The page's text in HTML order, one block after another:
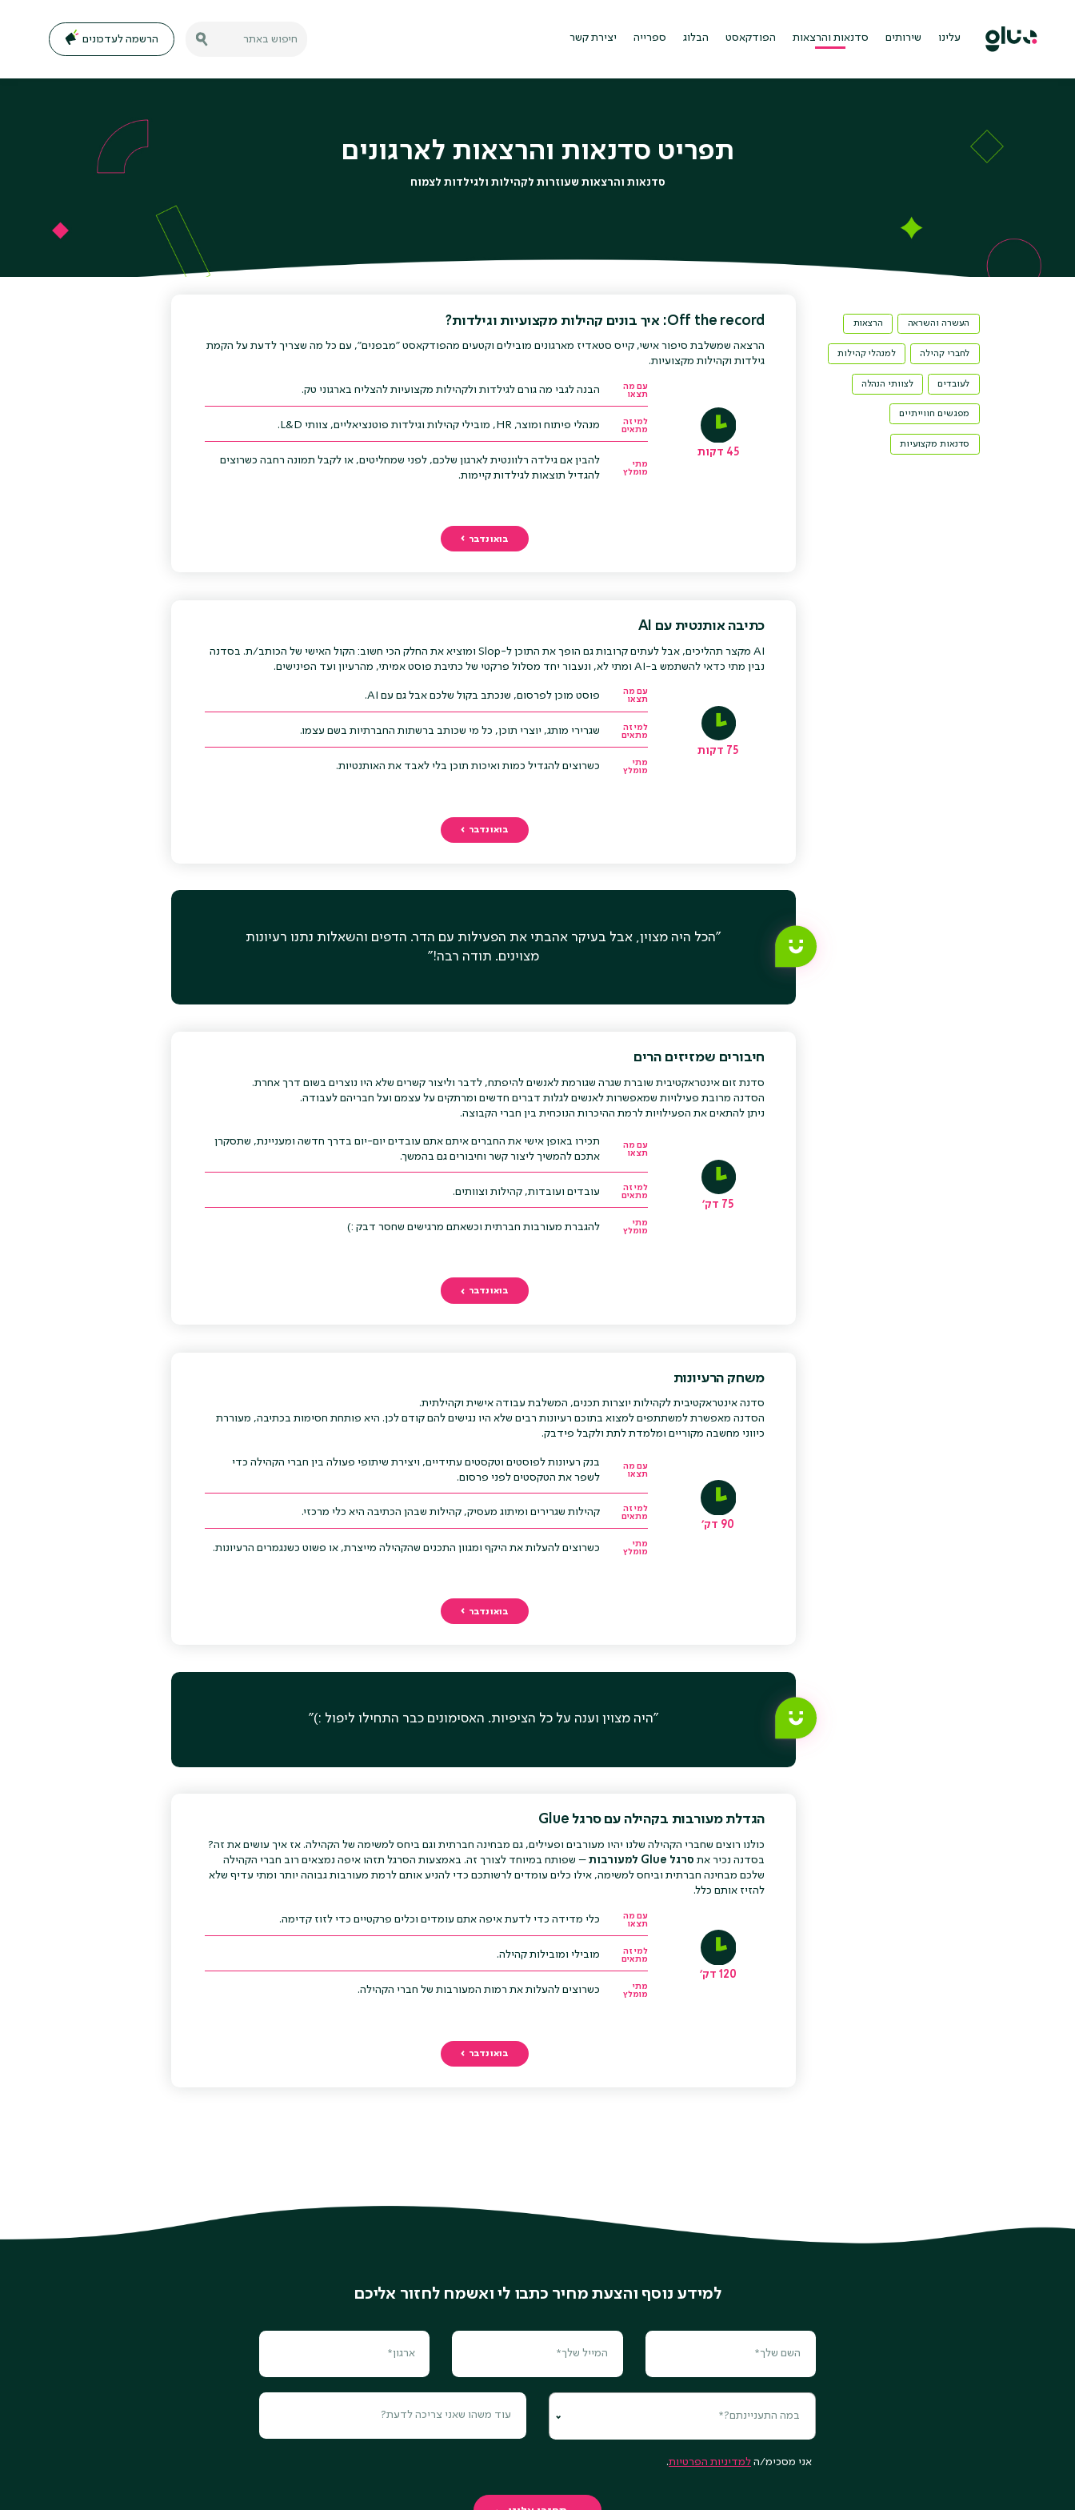
content
עלינו שירותים סדנאות והרצאות הפודקאסט הבלוג ספרייה יצירת קשר חיפוש באתר הרשמה לעדכונים
תפריט סדנאות והרצאות לארגונים
סדנאות והרצאות שעוזרות לקהילות ולגילדות לצמוח
העשרה והשראה הרצאות
לחברי קהילה למנהלי קהילות
לעובדים לצוותי הנהלה
מפגשים חווייתיים
סדנאות מקצועיות
Off the record: איך בונים קהילות מקצועיות וגילדות?
הרצאה שמשלבת סיפור אישי, קייס סטאדיז מארגונים מובילים וקטעים מהפודקאסט "מבפנים", עם כל מה שצריך לדעת על הקמת
גילדות וקהילות מקצועיות.
45 דקות
עם מה
תצאו
הבנה לגבי מה גורם לגילדות ולקהילות מקצועיות להצליח בארגוני טק.
למי זה
מתאים
מנהלי פיתוח ומוצר, HR, מובילי קהילות וגילדות פוטנציאליים, צוותי L&D.
מתי
מומלץ
להבין אם גילדה רלוונטית לארגון שלכם, לפני שמחליטים, או לקבל תמונה רחבה כשרוצים
להגדיל תוצאות לגילדות קיימות.
בואו נדבר
כתיבה אותנטית עם AI
AI מקצר תהליכים, אבל לעתים קרובות גם הופך את התוכן ל-Slop ומוציא את החלק הכי חשוב: הקול האישי של הכותב/ת. בסדנה
נבין מתי כדאי להשתמש ב-AI ומתי לא, ונעבור יחד מסלול פרקטי של כתיבת פוסט אמיתי, מהרעיון ועד הפינישים.
75 דקות
עם מה
תצאו
פוסט מוכן לפרסום, שנכתב בקול שלכם אבל גם עם AI.
למי זה
מתאים
שגרירי מותג, יוצרי תוכן, כל מי שכותב ברשתות החברתיות בשם עצמו.
מתי
מומלץ
כשרוצים להגדיל כמות ואיכות תוכן בלי לאבד את האותנטיות.
בואו נדבר
"הכל היה מצוין, אבל בעיקר אהבתי את הפעילות עם הדר. הדפים והשאלות נתנו רעיונות
מצוינים. תודה רבה!"
חיבורים שמזיזים הרים
סדנת זום אינטראקטיבית שוברת שגרה שגורמת לאנשים להיפתח, לדבר וליצור קשרים שלא היו נוצרים בשום דרך אחרת.
הסדנה מרובת פעילויות שמאפשרות לאנשים לגלות דברים חדשים ומרתקים על עצמם ועל חבריהם לעבודה.
ניתן להתאים את הפעילויות לרמת ההיכרות הנוכחית בין חברי הקבוצה.
75 דק'
עם מה
תצאו
תכירו באופן אישי את החברים איתם אתם עובדים יום-יום בדרך חדשה ומעניינת, שתסקרן
אתכם להמשיך ליצור קשר וחיבורים גם בהמשך.
למי זה
מתאים
עובדים ועובדות, קהילות וצוותים.
מתי
מומלץ
להגברת מעורבות חברתית וכשאתם מרגישים שחסר דבק :)
בואו נדבר
משחק הרעיונות
סדנה אינטראקטיבית לקהילות יוצרות תכנים, המשלבת עבודה אישית וקהילתית.
הסדנה מאפשרת למשתתפים למצוא בתוכם רעיונות רבים שלא היו נגישים להם קודם לכן. היא פותחת חסימות בכתיבה, מעוררת
כיווני מחשבה מקוריים ומלמדת לתת ולקבל פידבק.
90 דק׳
עם מה
תצאו
בנק רעיונות לפוסטים וטקסטים עתידיים, ויצירת שיתופי פעולה בין חברי הקהילה כדי
לשפר את הטקסטים לפני פרסום.
למי זה
מתאים
קהילות שגרירים ומיתוג מעסיק, קהילות שבהן הכתיבה היא כלי מרכזי.
מתי
מומלץ
כשרוצים להעלות את היקף ומגוון התכנים שהקהילה מייצרת, או פשוט כשנגמרים הרעיונות.
בואו נדבר
"היה מצוין וענה על כל הציפיות. האסימונים כבר התחילו ליפול :)״
הגדלת מעורבות בקהילה עם סרגל Glue
כולנו רוצים שחברי הקהילה שלנו יהיו מעורבים ופעילים, גם מבחינה חברתית וגם ביחס למשימה של הקהילה. אז איך עושים את זה?
בסדנה נכיר את סרגל Glue למעורבות
– שפותח במיוחד לצורך זה. באמצעות הסרגל תזהו איפה נמצאים רוב חברי הקהילה
שלכם מבחינה חברתית וביחס למשימה, אילו כלים עומדים לרשותכם כדי להניע אותם לרמת מעורבות גבוהה יותר ומתי עדיף שלא
להזיז אותם כלל.
120 דק'
עם מה
תצאו
כלי מדידה כדי לדעת איפה אתם עומדים וכלים פרקטיים כדי לזוז קדימה.
למי זה
מתאים
מובילי ומובילות קהילה.
מתי
מומלץ
כשרוצים להעלות את רמות המעורבות של חברי הקהילה.
בואו נדבר
למידע נוסף והצעת מחיר כתבו לי ואשמח לחזור אליכם
במה התעניינתם?*
אני מסכימ/ה למדיניות הפרטיות.